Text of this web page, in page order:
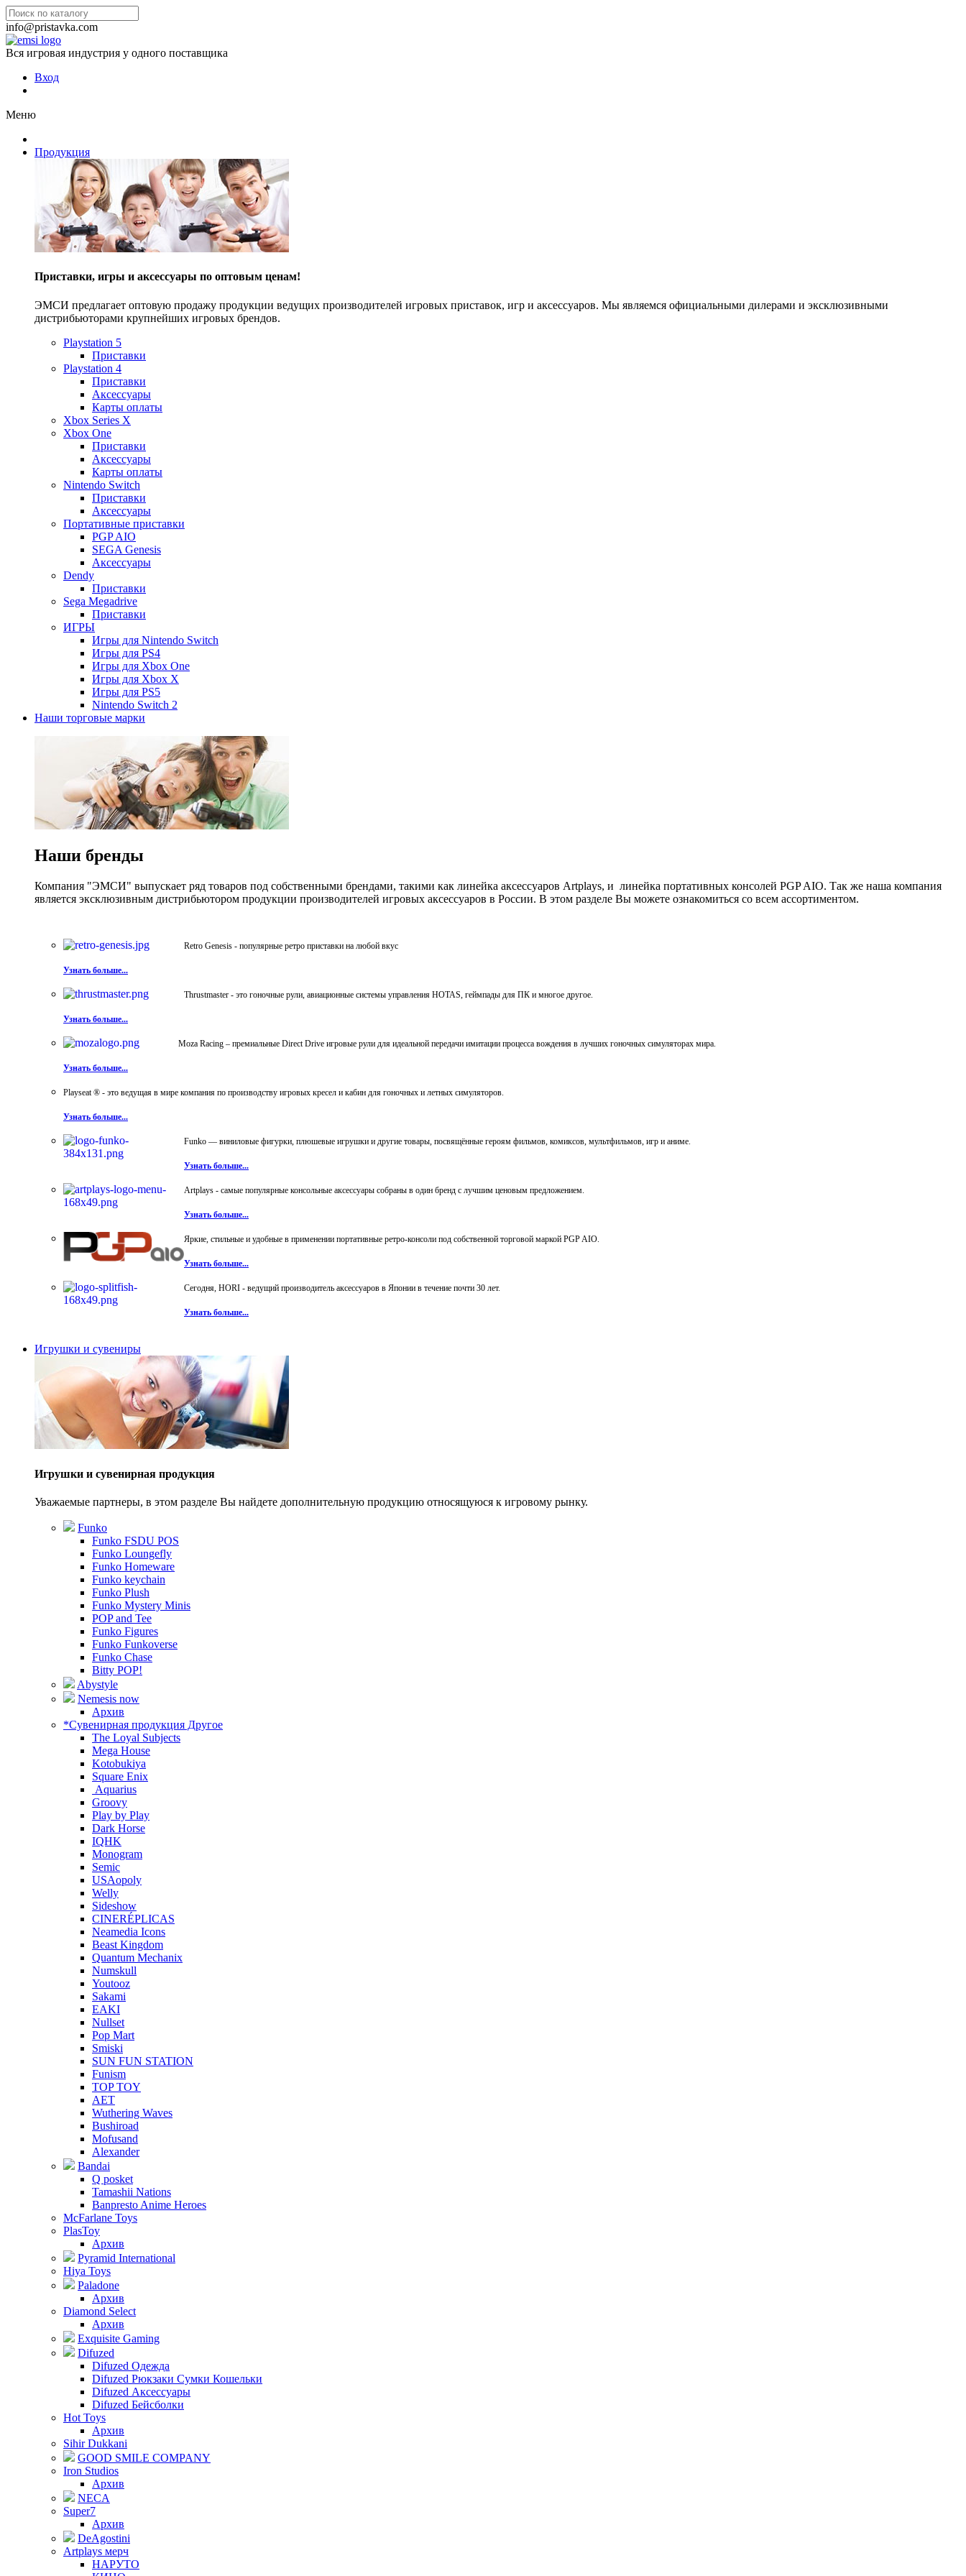
info@pristavka.com
Вся игровая индустрия у одного поставщика
Вход
Меню
Продукция
Приставки, игры и аксессуары по оптовым ценам!
ЭМСИ предлагает оптовую продажу продукции ведущих производителей игровых приставок, игр и аксессуаров. Мы являемся официальными дилерами и эксклюзивными
дистрибьюторами крупнейших игровых брендов.
Playstation 5
Приставки
Playstation 4
Приставки
Аксессуары
Карты оплаты
Xbox Series X
Xbox One
Приставки
Аксессуары
Карты оплаты
Nintendo Switch
Приставки
Аксессуары
Портативные приставки
PGP AIO
SEGA Genesis
Аксессуары
Dendy
Приставки
Sega Megadrive
Приставки
ИГРЫ
Игры для Nintendo Switch
Игры для PS4
Игры для Xbox One
Игры для Xbox X
Игры для PS5
Nintendo Switch 2
Наши торговые марки
Наши бренды
Компания "ЭМСИ" выпускает ряд товаров под собственными брендами, такими как линейка аксессуаров Artplays, и линейка портативных консолей PGP AIO. Так же наша компания
является эксклюзивным дистрибьютором продукции производителей игровых аксессуаров в России. В этом разделе Вы можете ознакомиться со всем ассортиментом.
Retro Genesis - популярные ретро приставки на любой вкус
Узнать больше...
Thrustmaster - это гоночные рули, авиационные системы управления HOTAS, геймпады для ПК и многое другое.
Узнать больше...
Moza Racing – премиальные Direct Drive игровые рули для идеальной передачи имитации процесса вождения в лучших гоночных симуляторах мира.
Узнать больше...
Playseat ® - это ведущая в мире компания по производству игровых кресел и кабин для гоночных и летных симуляторов.
Узнать больше...
Funko — виниловые фигурки, плюшевые игрушки и другие товары, посвящённые героям фильмов, комиксов, мультфильмов, игр и аниме.
Узнать больше...
Artplays - самые популярные консольные аксессуары собраны в один бренд с лучшим ценовым предложением.
Узнать больше...
Яркие, стильные и удобные в применении портативные ретро-консоли под собственной торговой маркой PGP AIO.
Узнать больше...
Сегодня, HORI - ведущий производитель аксессуаров в Японии в течение почти 30 лет.
Узнать больше...
Игрушки и сувениры
Игрушки и сувенирная продукция
Уважаемые партнеры, в этом разделе Вы найдете дополнительную продукцию относящуюся к игровому рынку.
Funko
Funko FSDU POS
Funko Loungefly
Funko Homeware
Funko keychain
Funko Plush
Funko Mystery Minis
POP and Tee
Funko Figures
Funko Funkoverse
Funko Chase
Bitty POP!
Abystyle
Nemesis now
Архив
*Сувенирная продукция Другое
The Loyal Subjects
Mega House
Kotobukiya
Square Enix
Aquarius
Groovy
Play by Play
Dark Horse
IQHK
Monogram
Semic
USAopoly
Welly
Sideshow
CINERÉPLICAS
Neamedia Icons
Beast Kingdom
Quantum Mechanix
Numskull
Youtooz
Sakami
EAKI
Nullset
Pop Mart
Smiski
SUN FUN STATION
Funism
TOP TOY
AET
Wuthering Waves
Bushiroad
Mofusand
Alexander
Bandai
Q posket
Tamashii Nations
Banpresto Anime Heroes
McFarlane Toys
PlasToy
Архив
Pyramid International
Hiya Toys
Paladone
Архив
Diamond Select
Архив
Exquisite Gaming
Difuzed
Difuzed Одежда
Difuzed Рюкзаки Сумки Кошельки
Difuzed Аксессуары
Difuzed Бейсболки
Hot Toys
Архив
Sihir Dukkani
GOOD SMILE COMPANY
Iron Studios
Архив
NECA
Super7
Архив
DeAgostini
Artplays мерч
НАРУТО